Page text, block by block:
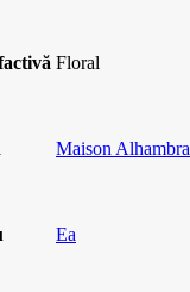
Floral
Maison Alhambra
Ea